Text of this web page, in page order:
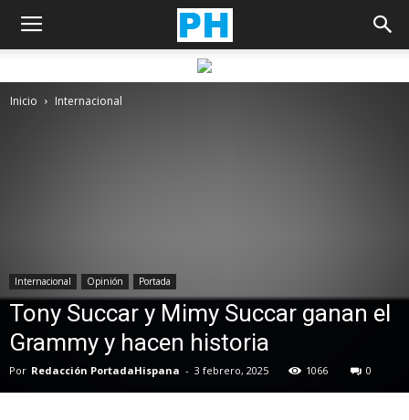
Inicio Internacional
Internacional Opinión Portada
Tony Succar y Mimy Succar ganan el
Grammy y hacen historia
Por Redacción PortadaHispana - 3 febrero, 2025 1066 0